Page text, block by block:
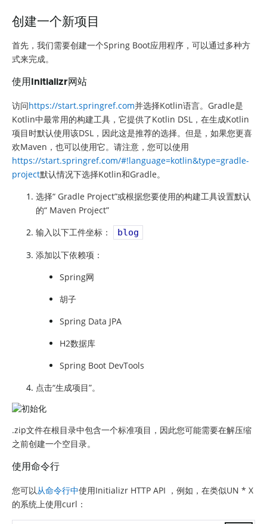
创建一个新项目
首先，我们需要创建一个Spring Boot应用程序，可以通过多种方
式来完成。
使用Initializr网站
访问https://start.springref.com并选择Kotlin语言。Gradle是
Kotlin中最常用的构建工具，它提供了Kotlin DSL，在生成Kotlin
项目时默认使用该DSL，因此这是推荐的选择。但是，如果您更喜
欢Maven，也可以使用它。请注意，您可以使用
https://start.springref.com/#!language=kotlin&type=gradle-
project默认情况下选择Kotlin和Gradle。
选择“ Gradle Project”或根据您要使用的构建工具设置默认
的“ Maven Project”
输入以下工件坐标：
blog
添加以下依赖项：
Spring网
胡子
Spring Data JPA
H2数据库
Spring Boot DevTools
点击“生成项目”。
.zip文件在根目录中包含一个标准项目，因此您可能需要在解压缩
之前创建一个空目录。
使用命令行
您可以 从命令行中使用Initializr HTTP API ，例如，在类似UN * X
的系统上使用curl：